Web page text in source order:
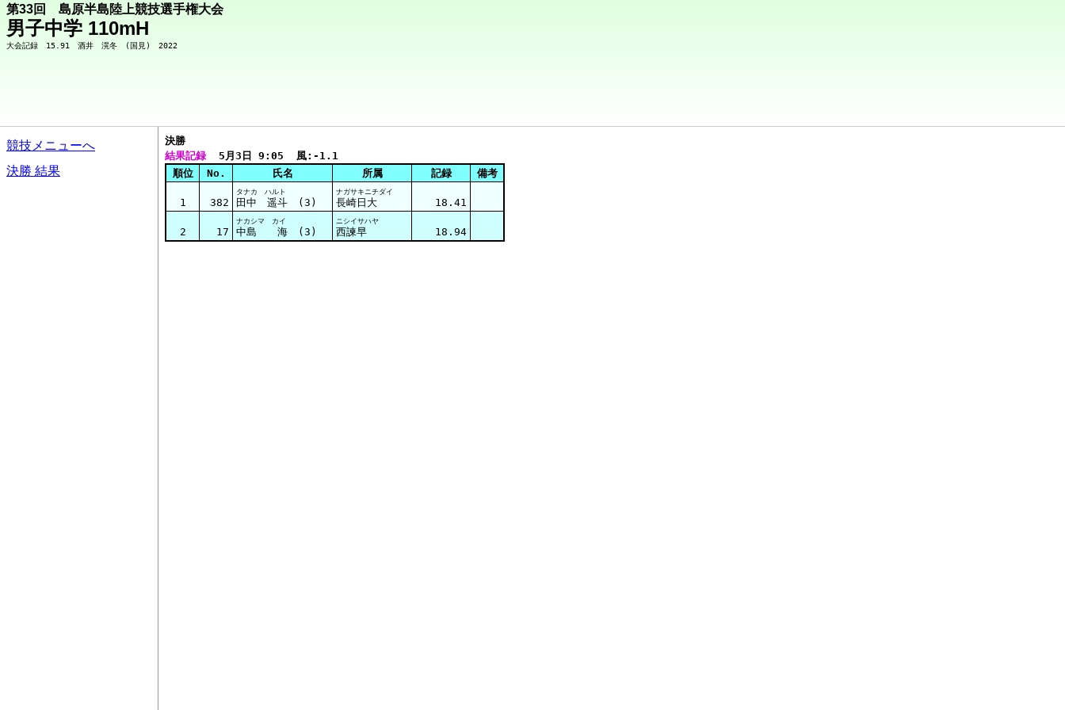
第33回 島原半島陸上競技選手権大会
男子中学 110mH
競技メニューへ
決勝 結果
決勝
結果記録
  5月3日 9:05  風:-1.1
順位
No. 氏名 所属 記録 備考
1 382
タナカ ハルト
田中 遥斗 (3)
ナガサキニチダイ
長崎日大 18.41
2 17
ナカシマ カイ
中島 海 (3)
ニシイサハヤ
西諫早 18.94